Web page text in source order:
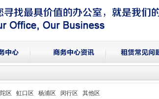
区 虹口区 杨浦区 闵行区 其他区